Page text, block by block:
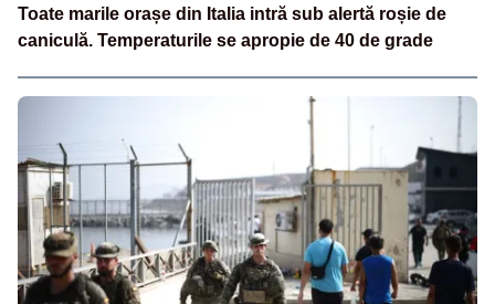
Toate marile orașe din Italia intră sub alertă roșie de
caniculă. Temperaturile se apropie de 40 de grade